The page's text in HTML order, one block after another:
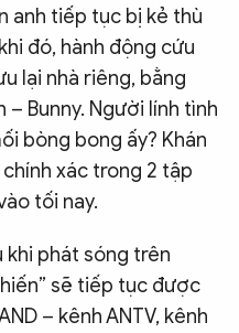
anh tiếp tục bị kẻ thù
đó, hành động cứu
lại nhà riêng, bằng
Bunny. Người lính tình
bòng bong ấy? Khán
xác trong 2 tập
tối nay.
khi phát sóng trên
hiến” sẽ tiếp tục được
– kênh ANTV, kênh